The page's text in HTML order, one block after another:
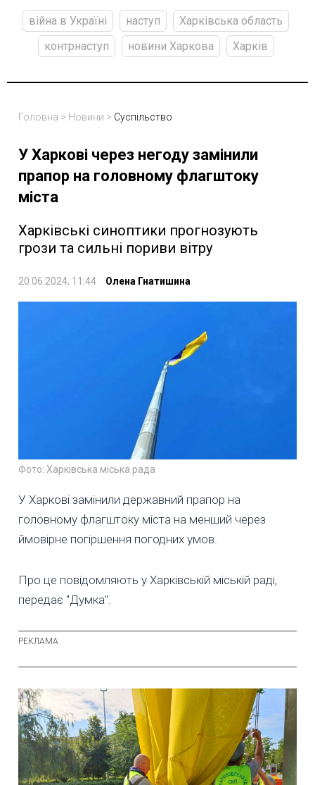
війна в Україні наступ
Харківська область
контрнаступ
новини Харкова Харків
Головна > Новини > Суспільство
У Харкові через негоду замінили
прапор на головному флагштоку
міста
Харківські синоптики прогнозують
грози та сильні пориви вітру
20.06.2024, 11:44 Олена Гнатишина
Фото: Харківська міська рада
У Харкові замінили державний прапор на
головному флагштоку міста на менший через
ймовірне погіршення погодних умов.
Про це повідомляють у Харківській міській раді,
передає "Думка".